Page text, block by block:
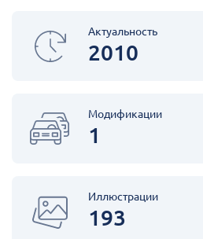
Актуальность
2010
Модификации
1
Иллюстрации
193